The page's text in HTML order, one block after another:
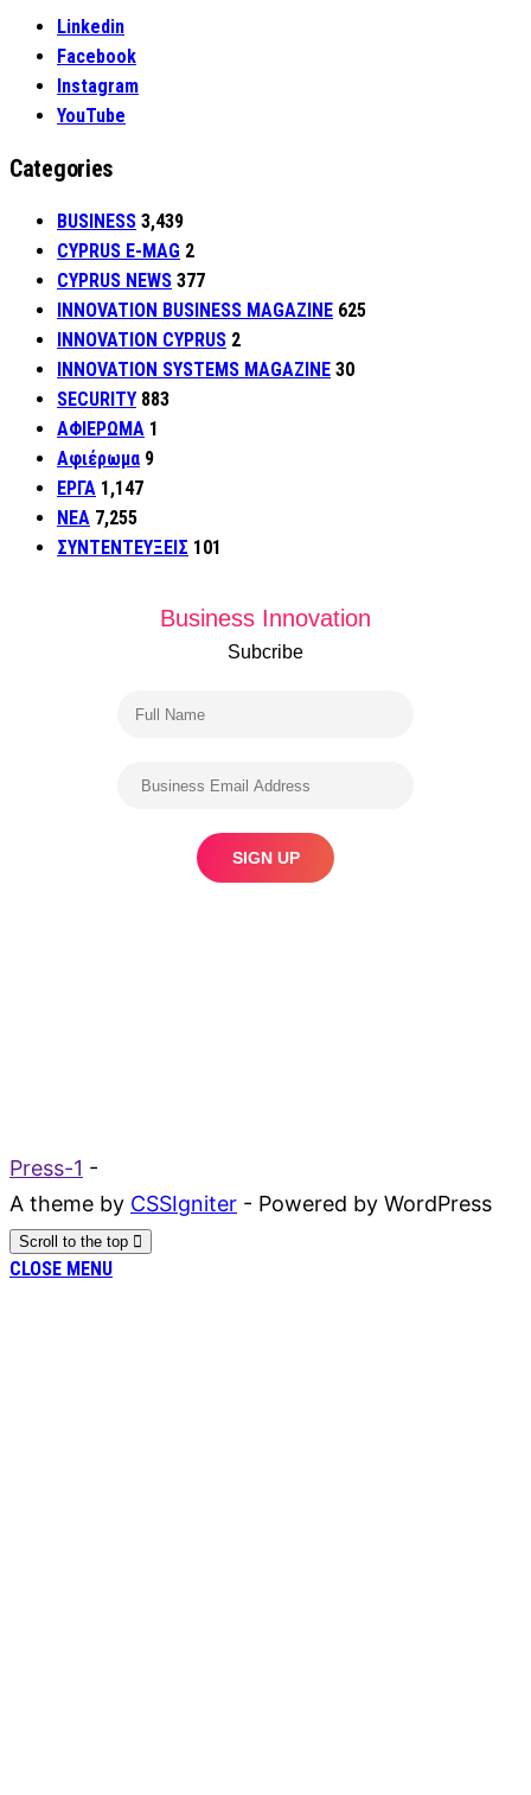
Linkedin
Facebook
Instagram
YouTube
Categories
BUSINESS 3,439
CYPRUS E-MAG 2
CYPRUS NEWS 377
INNOVATION BUSINESS MAGAZINE 625
INNOVATION CYPRUS 2
INNOVATION SYSTEMS MAGAZINE 30
SECURITY 883
ΑΦΙΕΡΩΜΑ 1
Αφιέρωμα 9
ΕΡΓΑ 1,147
ΝΕΑ 7,255
ΣΥΝΤΕΝΤΕΥΞΕΙΣ 101
Business Innovation
Subcribe
Press-1 -
A theme by CSSIgniter - Powered by WordPress
Scroll to the top
CLOSE MENU